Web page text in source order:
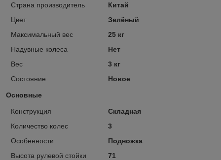
Страна производитель
Китай
Цвет
Зелёный
Максимальный вес
25 кг
Надувные колеса
Нет
Вес
3 кг
Состояние
Новое
Основные
Конструкция
Складная
Количество колес
3
Особенности
Подножка
Высота рулевой стойки
71